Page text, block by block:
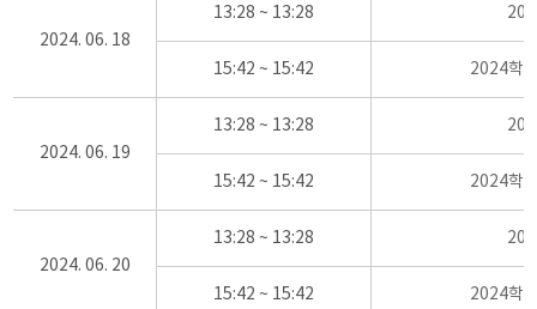
2024. 06. 18
13:28 ~ 13:28
15:42 ~ 15:42 2024학
2024. 06. 19
13:28 ~ 13:28
15:42 ~ 15:42 2024학
2024. 06. 20
13:28 ~ 13:28
15:42 ~ 15:42 2024학